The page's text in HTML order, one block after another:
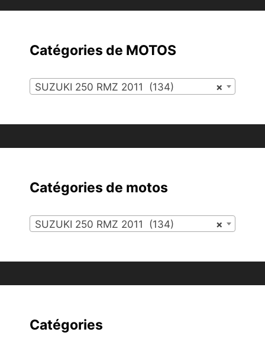
Catégories de MOTOS
×
SUZUKI 250 RMZ 2011 (134)
Catégories de motos
×
SUZUKI 250 RMZ 2011 (134)
Catégories